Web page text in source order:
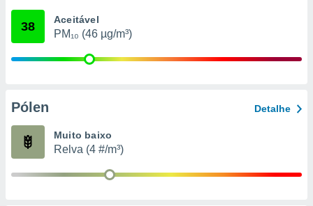
através
estudos
38 Aceitável
PM₁₀ (46 µg/m³)
Pólen Detalhe
Muito baixo
Relva (4 #/m³)